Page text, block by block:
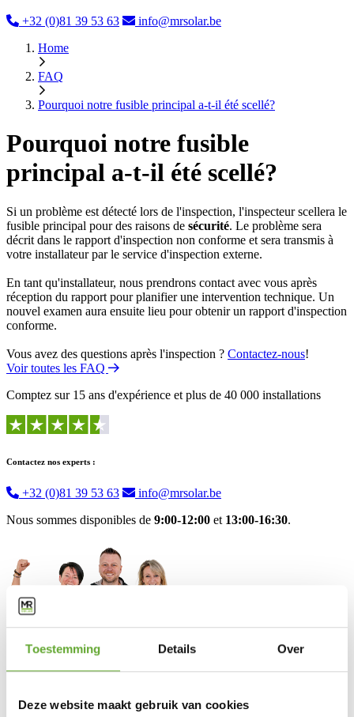
Toestemming Details Over
Deze website maakt gebruik van cookies
+32 (0)81 39 53 63
info@mrsolar.be
Home
FAQ
Pourquoi notre fusible principal a-t-il été scellé?
Pourquoi notre fusible
principal a-t-il été scellé?
Si un problème est détecté lors de l'inspection, l'inspecteur scellera le
fusible principal pour des raisons de sécurité. Le problème sera
décrit dans le rapport d'inspection non conforme et sera transmis à
votre installateur par le service d'inspection externe.
En tant qu'installateur, nous prendrons contact avec vous après
réception du rapport pour planifier une intervention technique. Un
nouvel examen aura ensuite lieu pour obtenir un rapport d'inspection
conforme.
Vous avez des questions après l'inspection ? Contactez-nous!
Voir toutes les FAQ
Comptez sur 15 ans d'expérience et plus de 40 000 installations
Contactez nos experts :
+32 (0)81 39 53 63
info@mrsolar.be
Nous sommes disponibles de 9:00-12:00 et 13:00-16:30.
Solutions